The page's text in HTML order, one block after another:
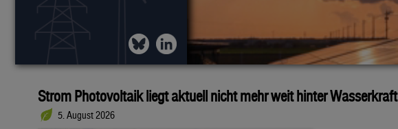
Strom Photovoltaik liegt aktuell nicht mehr weit hinter Wasserkraft
5. August 2026